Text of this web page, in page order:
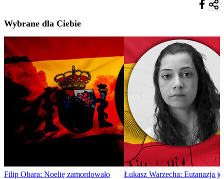
Wybrane dla Ciebie
Filip Obara: Noelię zamordowało
Łukasz Warzecha: Eutanazja